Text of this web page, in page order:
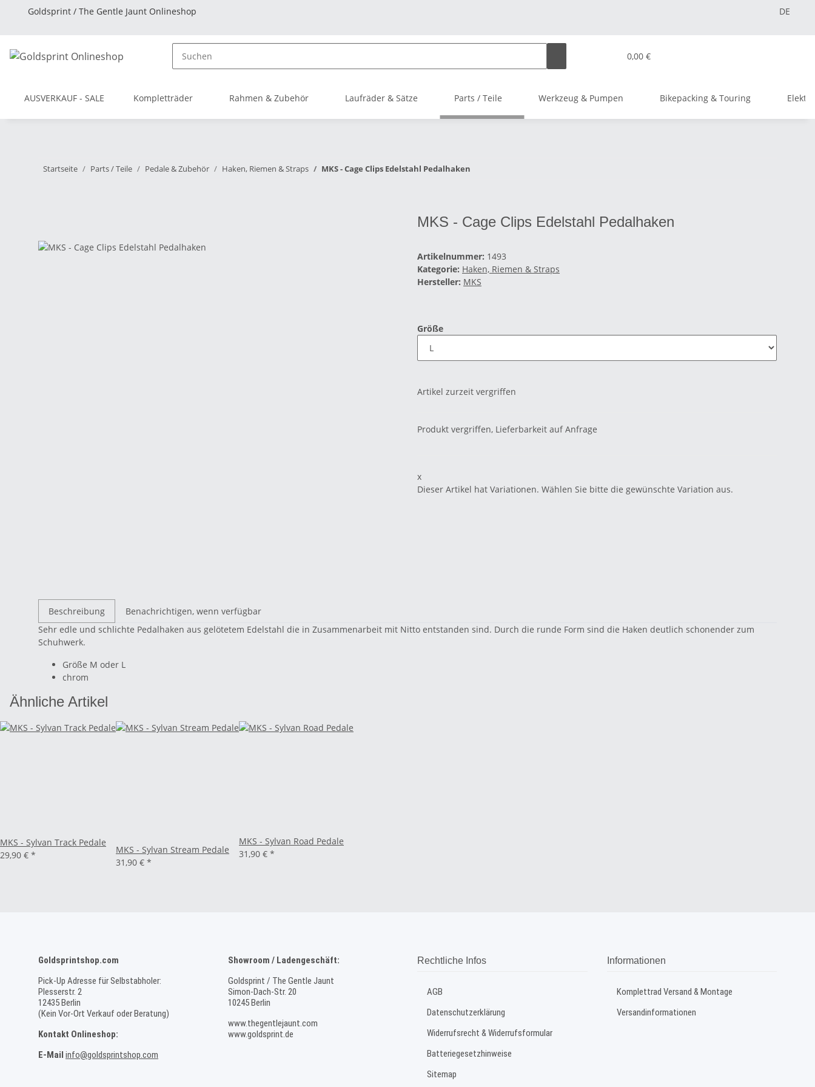
DE
Goldsprint / The Gentle Jaunt Onlineshop
0,00 €
AUSVERKAUF - SALE Kompletträder Rahmen & Zubehör Laufräder & Sätze Parts / Teile Werkzeug & Pumpen Bikepacking & Touring
Startseite Parts / Teile Pedale & Zubehör Haken, Riemen & Straps MKS - Cage Clips Edelstahl Pedalhaken
MKS - Cage Clips Edelstahl Pedalhaken
Artikelnummer: 1493
Kategorie: Haken, Riemen & Straps
Hersteller: MKS
Größe
Artikel zurzeit vergriffen
Produkt vergriffen, Lieferbarkeit auf Anfrage
x
Dieser Artikel hat Variationen. Wählen Sie bitte die gewünschte Variation aus.
Beschreibung
Benachrichtigen, wenn verfügbar
Sehr edle und schlichte Pedalhaken aus gelötetem Edelstahl die in Zusammenarbeit mit Nitto entstanden sind. Durch die runde Form sind die Haken deutlich schonender zum
Schuhwerk.
Größe M oder L
chrom
Ähnliche Artikel
MKS - Sylvan Track Pedale
29,90 € *
MKS - Sylvan Stream Pedale
31,90 € *
MKS - Sylvan Road Pedale
31,90 € *
Goldsprintshop.com
Pick-Up Adresse für Selbstabholer:
Plesserstr. 2
12435 Berlin
(Kein Vor-Ort Verkauf oder Beratung)
Kontakt Onlineshop:
E-Mail info@goldsprintshop.com
Showroom / Ladengeschäft:
Goldsprint / The Gentle Jaunt
Simon-Dach-Str. 20
10245 Berlin
www.thegentlejaunt.com
www.goldsprint.de
Rechtliche Infos
AGB
Datenschutzerklärung
Widerrufsrecht & Widerrufsformular
Batteriegesetzhinweise
Sitemap
Informationen
Komplettrad Versand & Montage
Versandinformationen